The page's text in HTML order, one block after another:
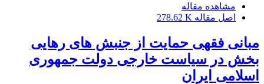
مشاهده مقاله
اصل مقاله 278.62 K
مبانی فقهی حمایت از جنبش های رهایی
بخش در سیاست خارجی دولت جمهوری
اسلامی ایران